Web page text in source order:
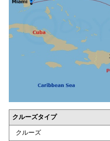
クルーズタイプ
クルーズ